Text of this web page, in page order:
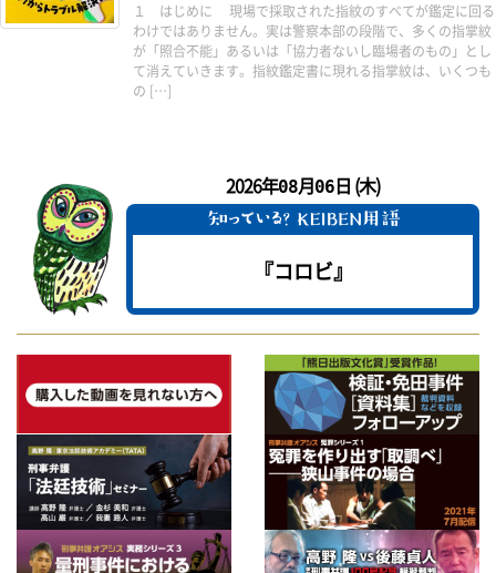
１ はじめに 現場で採取された指紋のすべてが鑑定に回る
わけではありません。実は警察本部の段階で、多くの指掌紋
が「照合不能」あるいは「協力者ないし臨場者のもの」とし
て消えていきます。指紋鑑定書に現れる指掌紋は、いくつも
の […]
2026年08月06日 (木)
『コロビ』